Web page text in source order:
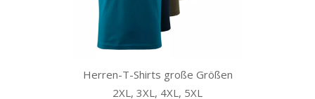
Herren-T-Shirts große Größen
2XL, 3XL, 4XL, 5XL